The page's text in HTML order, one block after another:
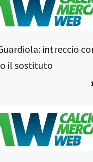
intreccio
il sostituto